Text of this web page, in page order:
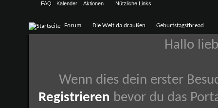
FAQ Kalender Aktionen Nützliche Links
Forum Die Welt da draußen Geburtstagsthread
Hallo
Wenn dies dein erster
Registrieren bevor du das